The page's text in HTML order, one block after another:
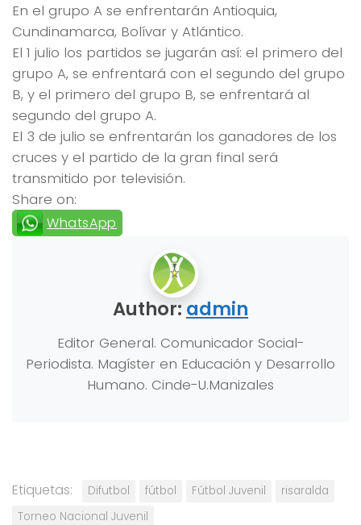
En el grupo A se enfrentarán Antioquia,
Cundinamarca, Bolívar y Atlántico.
El 1 julio los partidos se jugarán así: el primero del
grupo A, se enfrentará con el segundo del grupo
B, y el primero del grupo B, se enfrentará al
segundo del grupo A.
El 3 de julio se enfrentarán los ganadores de los
cruces y el partido de la gran final será
transmitido por televisión.
Share on:
WhatsApp
Author:admin
Editor General. Comunicador Social-
Periodista. Magíster en Educación y Desarrollo
Humano. Cinde-U.Manizales
Etiquetas: Difutbol fútbol Fútbol Juvenil
risaralda
Torneo Nacional Juvenil